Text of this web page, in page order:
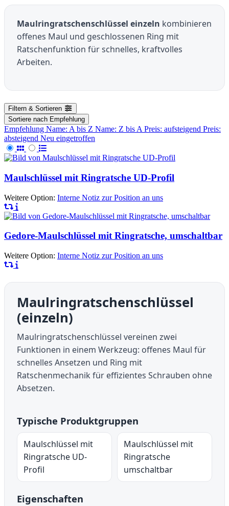
Maulringratschenschlüssel einzeln kombinieren
offenes Maul und geschlossenen Ring mit
Ratschenfunktion für schnelles, kraftvolles
Arbeiten.
Filtern & Sortieren
Sortiere nach Empfehlung
Empfehlung Name: A bis Z Name: Z bis A Preis: aufsteigend Preis:
absteigend Neu eingetroffen
Maulschlüssel mit Ringratsche UD-Profil
Weitere Option: Interne Notiz zur Position an uns
Gedore-Maulschlüssel mit Ringratsche, umschaltbar
Weitere Option: Interne Notiz zur Position an uns
Maulringratschenschlüssel
(einzeln)
Maulringratschenschlüssel vereinen zwei
Funktionen in einem Werkzeug: offenes Maul für
schnelles Ansetzen und Ring mit
Ratschenmechanik für effizientes Schrauben ohne
Absetzen.
Typische Produktgruppen
Maulschlüssel mit
Ringratsche UD-
Profil
Maulschlüssel mit
Ringratsche
umschaltbar
Eigenschaften